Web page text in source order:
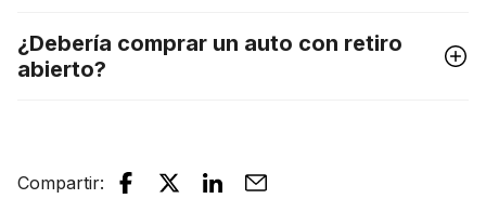
¿Debería comprar un auto con retiro
abierto?
Compartir: